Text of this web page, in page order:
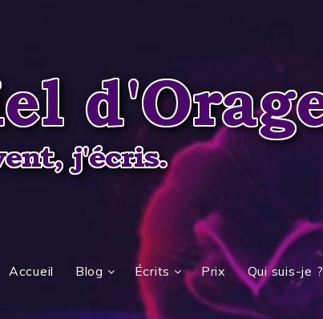
Accueil Blog Écrits Prix Qui suis-je ?